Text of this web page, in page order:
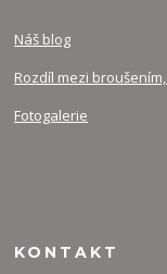
Náš blog
Rozdíl mezi
Fotogalerie
KONTAKT